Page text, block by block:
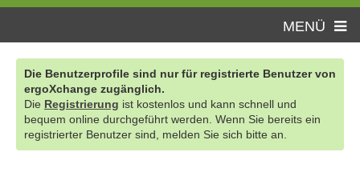
MENÜ
Die Benutzerprofile sind nur für registrierte Benutzer von
ergoXchange zugänglich.
Die Registrierung ist kostenlos und kann schnell und
bequem online durchgeführt werden. Wenn Sie bereits ein
registrierter Benutzer sind, melden Sie sich bitte an.